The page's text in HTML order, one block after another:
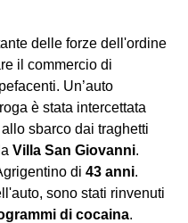
delle forze dell'ordine
il commercio di
Un’auto
è stata intercettata
allo sbarco dai traghetti
Villa San Giovanni.
di 43 anni.
sono stati rinvenuti
di cocaina.